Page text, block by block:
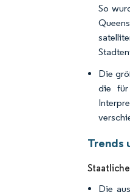
So
Die
die für
Trends
Die